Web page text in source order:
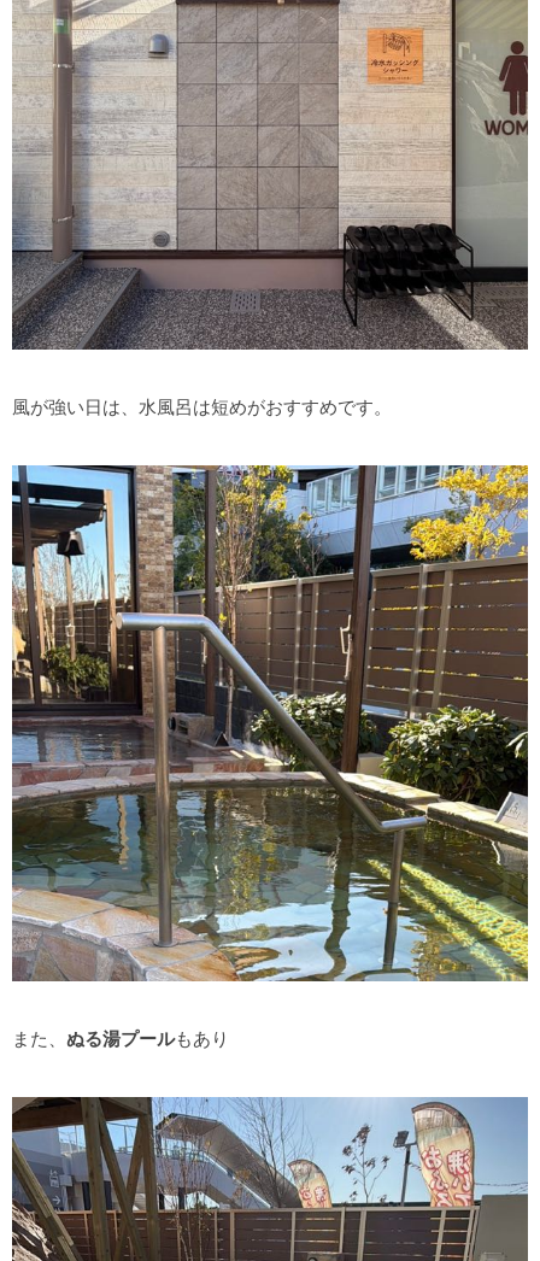
風が強い日は、水風呂は短めがおすすめです。
また、 ぬる湯プールもあり